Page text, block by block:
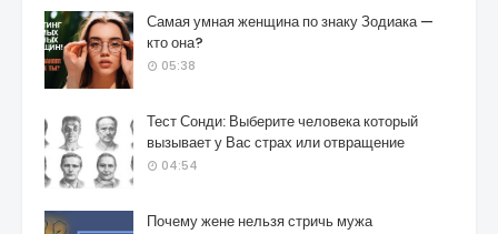
Самая умная женщина по знаку Зодиака —
кто она?
05:38
Тест Сонди: Выберите человека который
вызывает у Вас страх или отвращение
04:54
Почему жене нельзя стричь мужа